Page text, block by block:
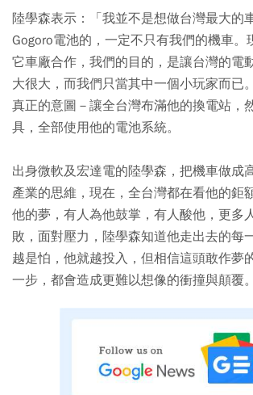
陸學森表示：「我並不是想做台灣最大的
Gogoro電池的，一定不只有我們的機車。
它車廠合作，我們的目的，是讓台灣的電
大很大，而我們只當其中一個小玩家而已
真正的意圖－讓全台灣布滿他的換電站，
具，全部使用他的電池系統。
出身微軟及宏達電的陸學森，把機車做成
產業的思維，現在，全台灣都在看他的鉅
他的夢，有人為他鼓掌，有人酸他，更多
敗，面對壓力，陸學森知道他走出去的每
越是怕，他就越投入，但相信這頭敢作夢
一步，都會造成更難以想像的衝撞與顛覆。